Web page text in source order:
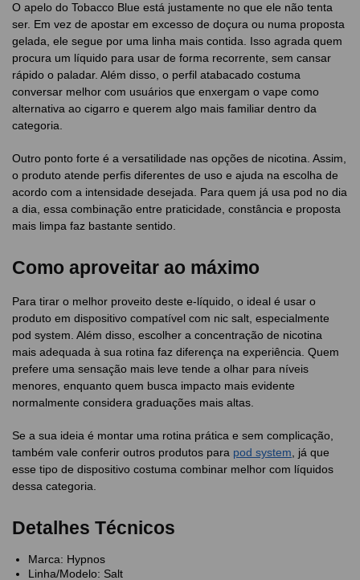
O apelo do Tobacco Blue está justamente no que ele não tenta
ser. Em vez de apostar em excesso de doçura ou numa proposta
gelada, ele segue por uma linha mais contida. Isso agrada quem
procura um líquido para usar de forma recorrente, sem cansar
rápido o paladar. Além disso, o perfil atabacado costuma
conversar melhor com usuários que enxergam o vape como
alternativa ao cigarro e querem algo mais familiar dentro da
categoria.
Outro ponto forte é a versatilidade nas opções de nicotina. Assim,
o produto atende perfis diferentes de uso e ajuda na escolha de
acordo com a intensidade desejada. Para quem já usa pod no dia
a dia, essa combinação entre praticidade, constância e proposta
mais limpa faz bastante sentido.
Como aproveitar ao máximo
Para tirar o melhor proveito deste e-líquido, o ideal é usar o
produto em dispositivo compatível com nic salt, especialmente
pod system. Além disso, escolher a concentração de nicotina
mais adequada à sua rotina faz diferença na experiência. Quem
prefere uma sensação mais leve tende a olhar para níveis
menores, enquanto quem busca impacto mais evidente
normalmente considera graduações mais altas.
Se a sua ideia é montar uma rotina prática e sem complicação,
também vale conferir outros produtos para pod system , já que
esse tipo de dispositivo costuma combinar melhor com líquidos
dessa categoria.
Detalhes Técnicos
Marca: Hypnos
Linha/Modelo: Salt